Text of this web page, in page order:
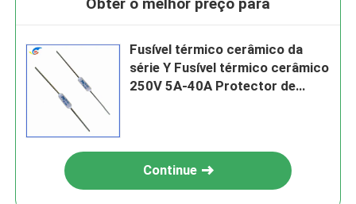
Obter o melhor preço para
Fusível térmico cerâmico da
série Y Fusível térmico cerâmico
250V 5A-40A Protector de
Continue